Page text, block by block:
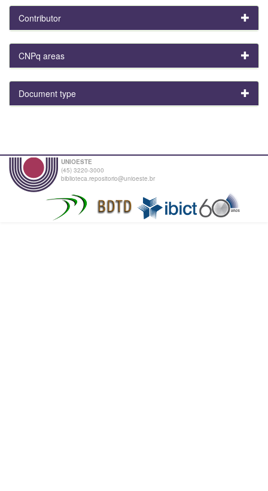
Contributor
CNPq areas
Document type
UNIOESTE
(45) 3220-3000
biblioteca.repositorio@unioeste.br